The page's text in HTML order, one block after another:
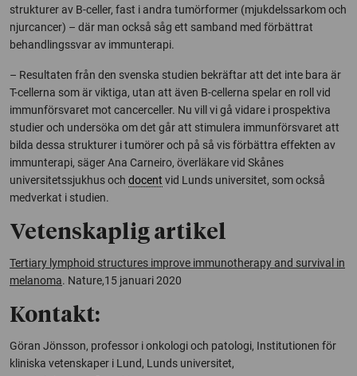
strukturer av B-celler, fast i andra tumörformer (mjukdelssarkom och
njurcancer) – där man också såg ett samband med förbättrat
behandlingssvar av immunterapi.
– Resultaten från den svenska studien bekräftar att det inte bara är
T-cellerna som är viktiga, utan att även B-cellerna spelar en roll vid
immunförsvaret mot cancerceller. Nu vill vi gå vidare i prospektiva
studier och undersöka om det går att stimulera immunförsvaret att
bilda dessa strukturer i tumörer och på så vis förbättra effekten av
immunterapi, säger Ana Carneiro, överläkare vid Skånes
universitetssjukhus och docent vid Lunds universitet, som också
medverkat i studien.
Vetenskaplig artikel
Tertiary lymphoid structures improve immunotherapy and survival in
melanoma. Nature,15 januari 2020
Kontakt:
Göran Jönsson, professor i onkologi och patologi, Institutionen för
kliniska vetenskaper i Lund, Lunds universitet,